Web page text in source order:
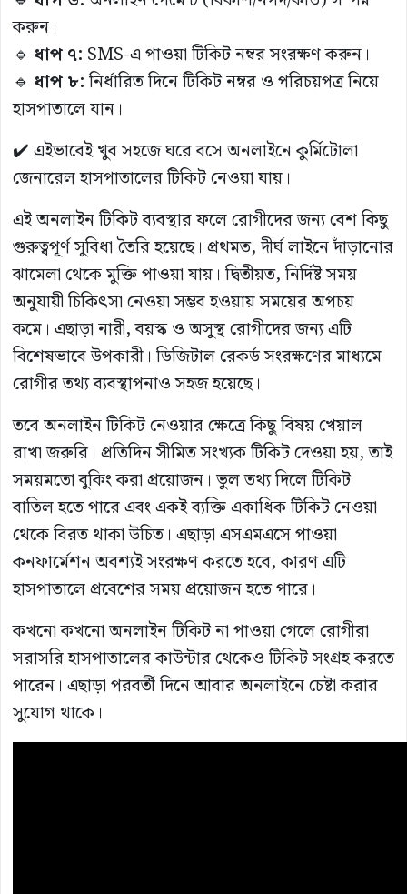
করুন।
🔹 ধাপ ৭: SMS-এ পাওয়া টিকিট নম্বর সংরক্ষণ করুন।
🔹 ধাপ ৮:নির্ধারিত দিনে টিকিট নম্বর ও পরিচয়পত্র নিয়ে
হাসপাতালে যান।
✔️ এইভাবেই খুব সহজে ঘরে বসে অনলাইনে কুর্মিটোলা
জেনারেল হাসপাতালের টিকিট নেওয়া যায়।
এই অনলাইন টিকিট ব্যবস্থার ফলে রোগীদের জন্য বেশ কিছু
গুরুত্বপূর্ণ সুবিধা তৈরি হয়েছে। প্রথমত, দীর্ঘ লাইনে দাঁড়ানোর
ঝামেলা থেকে মুক্তি পাওয়া যায়। দ্বিতীয়ত, নির্দিষ্ট সময়
অনুযায়ী চিকিৎসা নেওয়া সম্ভব হওয়ায় সময়ের অপচয়
কমে। এছাড়া নারী, বয়স্ক ও অসুস্থ রোগীদের জন্য এটি
বিশেষভাবে উপকারী। ডিজিটাল রেকর্ড সংরক্ষণের মাধ্যমে
রোগীর তথ্য ব্যবস্থাপনাও সহজ হয়েছে।
তবে অনলাইন টিকিট নেওয়ার ক্ষেত্রে কিছু বিষয় খেয়াল
রাখা জরুরি। প্রতিদিন সীমিত সংখ্যক টিকিট দেওয়া হয়, তাই
সময়মতো বুকিং করা প্রয়োজন। ভুল তথ্য দিলে টিকিট
বাতিল হতে পারে এবং একই ব্যক্তি একাধিক টিকিট নেওয়া
থেকে বিরত থাকা উচিত। এছাড়া এসএমএসে পাওয়া
কনফার্মেশন অবশ্যই সংরক্ষণ করতে হবে, কারণ এটি
হাসপাতালে প্রবেশের সময় প্রয়োজন হতে পারে।
কখনো কখনো অনলাইন টিকিট না পাওয়া গেলে রোগীরা
সরাসরি হাসপাতালের কাউন্টার থেকেও টিকিট সংগ্রহ করতে
পারেন। এছাড়া পরবর্তী দিনে আবার অনলাইনে চেষ্টা করার
সুযোগ থাকে।